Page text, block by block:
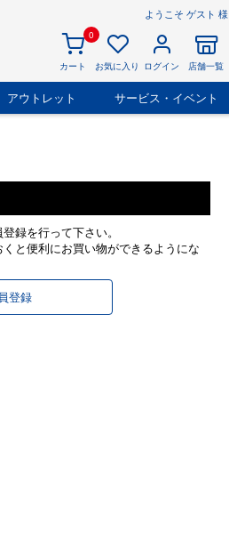
ようこそ ゲスト 様
0
カート お気に入り ログイン 店舗一覧
アウトレット サービス・イベント
録を行って下さい。
と便利にお買い物ができるようにな